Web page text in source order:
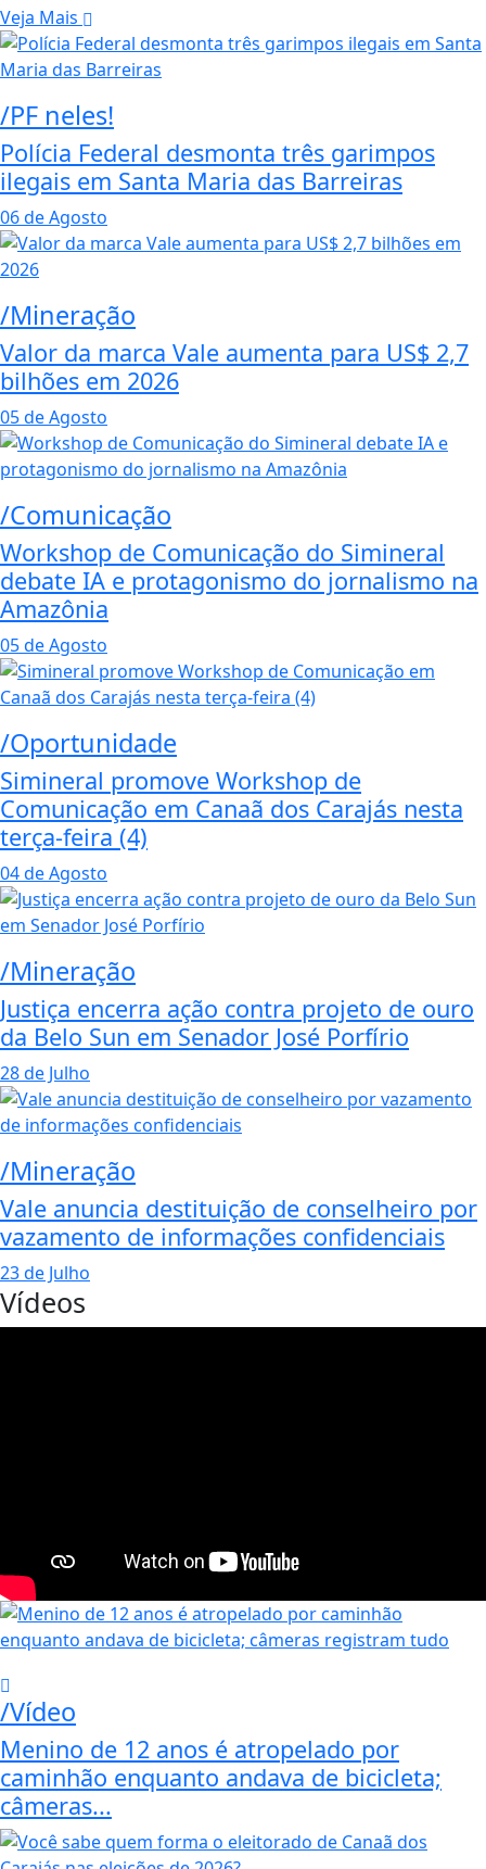
Veja Mais
/PF neles!
Polícia Federal desmonta três garimpos
ilegais em Santa Maria das Barreiras
06 de Agosto
/Mineração
Valor da marca Vale aumenta para US$ 2,7
bilhões em 2026
05 de Agosto
/Comunicação
Workshop de Comunicação do Simineral
debate IA e protagonismo do jornalismo na
Amazônia
05 de Agosto
/Oportunidade
Simineral promove Workshop de
Comunicação em Canaã dos Carajás nesta
terça-feira (4)
04 de Agosto
/Mineração
Justiça encerra ação contra projeto de ouro
da Belo Sun em Senador José Porfírio
28 de Julho
/Mineração
Vale anuncia destituição de conselheiro por
vazamento de informações confidenciais
23 de Julho
Vídeos
/Vídeo
Menino de 12 anos é atropelado por
caminhão enquanto andava de bicicleta;
câmeras...